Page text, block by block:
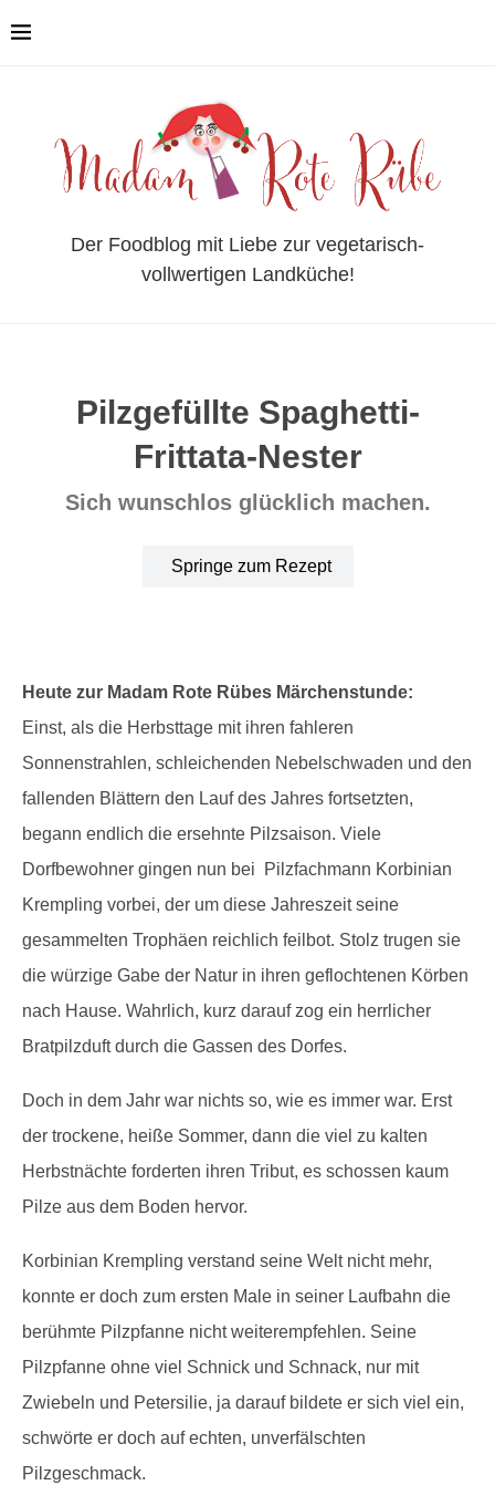
Der Foodblog mit Liebe zur vegetarisch-
vollwertigen Landküche!
Pilzgefüllte Spaghetti-
Frittata-Nester
Sich wunschlos glücklich machen.
Springe zum Rezept
Heute zur Madam Rote Rübes Märchenstunde:
Einst, als die Herbsttage mit ihren fahleren
Sonnenstrahlen, schleichenden Nebelschwaden und den
fallenden Blättern den Lauf des Jahres fortsetzten,
begann endlich die ersehnte Pilzsaison. Viele
Dorfbewohner gingen nun bei Pilzfachmann Korbinian
Krempling vorbei, der um diese Jahreszeit seine
gesammelten Trophäen reichlich feilbot. Stolz trugen sie
die würzige Gabe der Natur in ihren geflochtenen Körben
nach Hause. Wahrlich, kurz darauf zog ein herrlicher
Bratpilzduft durch die Gassen des Dorfes.
Doch in dem Jahr war nichts so, wie es immer war. Erst
der trockene, heiße Sommer, dann die viel zu kalten
Herbstnächte forderten ihren Tribut, es schossen kaum
Pilze aus dem Boden hervor.
Korbinian Krempling verstand seine Welt nicht mehr,
konnte er doch zum ersten Male in seiner Laufbahn die
berühmte Pilzpfanne nicht weiterempfehlen. Seine
Pilzpfanne ohne viel Schnick und Schnack, nur mit
Zwiebeln und Petersilie, ja darauf bildete er sich viel ein,
schwörte er doch auf echten, unverfälschten
Pilzgeschmack.